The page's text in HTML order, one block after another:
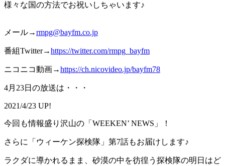
様々な国の方法でお祝いしちゃいます♪
メール→rmpg@bayfm.co.jp
番組Twitter→https://twitter.com/rmpg_bayfm
ニコニコ動画→https://ch.nicovideo.jp/bayfm78
4月23日の放送は・・・
2021/4/23 UP!
今回も情報盛り沢山の「WEEKEN’ NEWS」！
さらに「ウィーケン探検隊」第7話もお届けします♪
ラクダに導かれるまま、砂漠の中を彷徨う探検隊の明日はど